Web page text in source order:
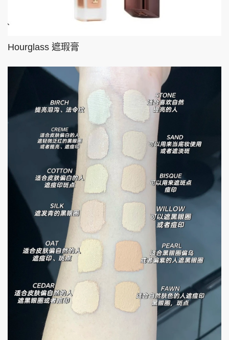
Hourglass 遮瑕膏